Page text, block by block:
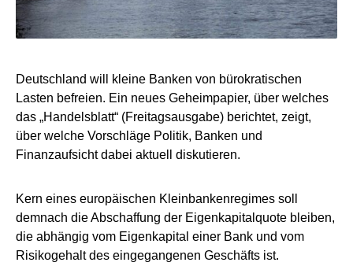
Deutschland will kleine Banken von bürokratischen
Lasten befreien. Ein neues Geheimpapier, über welches
das „Handelsblatt“ (Freitagsausgabe) berichtet, zeigt,
über welche Vorschläge Politik, Banken und
Finanzaufsicht dabei aktuell diskutieren.
Kern eines europäischen Kleinbankenregimes soll
demnach die Abschaffung der Eigenkapitalquote bleiben,
die abhängig vom Eigenkapital einer Bank und vom
Risikogehalt des eingegangenen Geschäfts ist.